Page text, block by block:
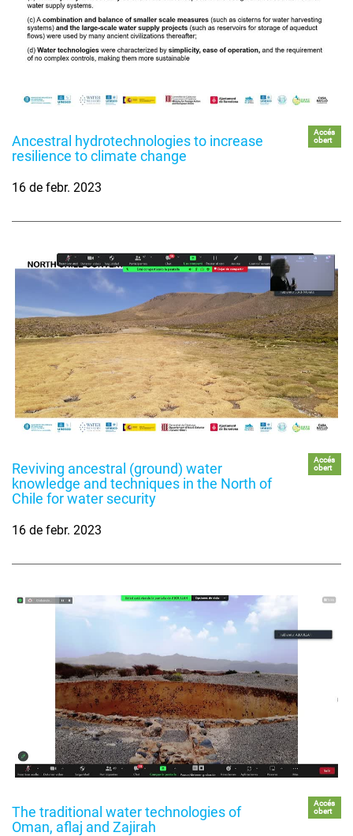
Ancestral hydrotechnologies to increase
resilience to climate change
Accés
obert
16 de febr. 2023
Reviving ancestral (ground) water
knowledge and techniques in the North of
Chile for water security
Accés
obert
16 de febr. 2023
The traditional water technologies of
Oman, aflaj and Zajirah
Accés
obert